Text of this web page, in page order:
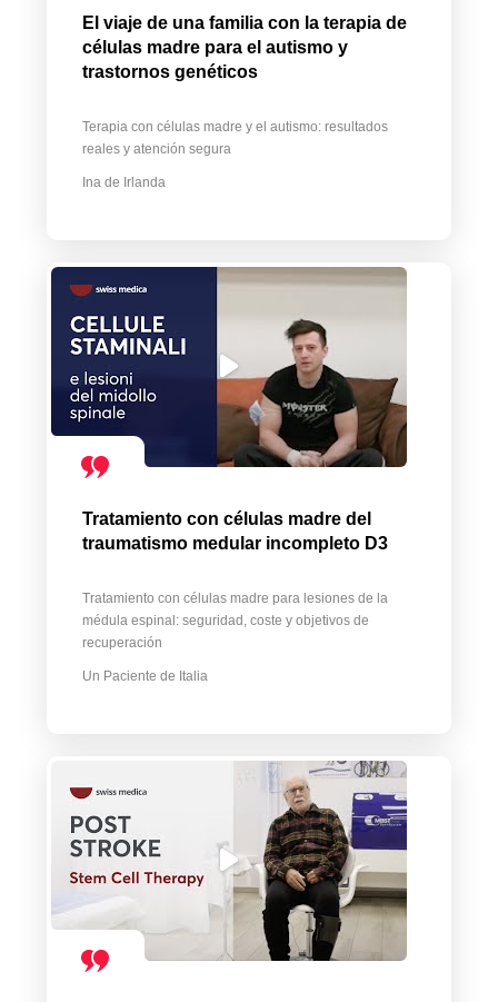
El viaje de una familia con la terapia de
células madre para el autismo y
trastornos genéticos
Terapia con células madre y el autismo: resultados
reales y atención segura
Ina de Irlanda
Tratamiento con células madre del
traumatismo medular incompleto D3
Tratamiento con células madre para lesiones de la
médula espinal: seguridad, coste y objetivos de
recuperación
Un Paciente de Italia